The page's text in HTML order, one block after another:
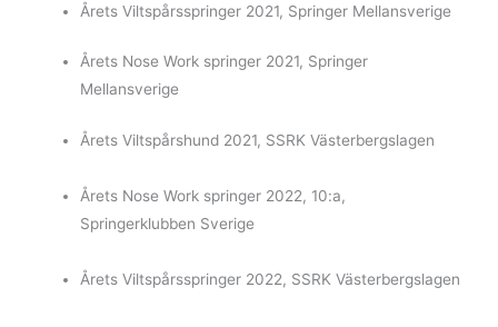
Årets Viltspårsspringer 2021, Springer Mellansverige
Årets Nose Work springer 2021, Springer
Mellansverige
Årets Viltspårshund 2021, SSRK Västerbergslagen
Årets Nose Work springer 2022, 10:a,
Springerklubben Sverige
Årets Viltspårsspringer 2022, SSRK Västerbergslagen